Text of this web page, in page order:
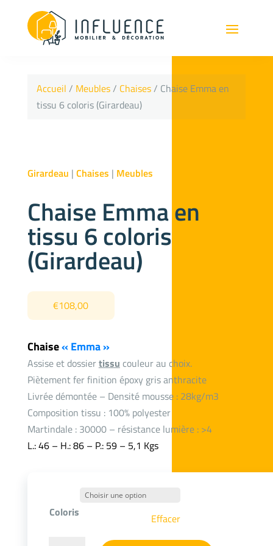
Accueil / Meubles/ Chaises/ Chaise Emma en
tissu 6 coloris (Girardeau)
Girardeau | Chaises | Meubles
Chaise Emma en
tissu 6 coloris
(Girardeau)
€108,00
Chaise« Emma »
Assise et dossiertissu couleur au choix.
Piètement fer finition époxy gris anthracite
Livrée démontée – Densité mousse : 28kg/m3
Composition tissu : 100% polyester
Martindale : 30000 – résistance lumière : >4
L.: 46 – H.: 86 – P.: 59 – 5,1 Kgs
Coloris
Effacer